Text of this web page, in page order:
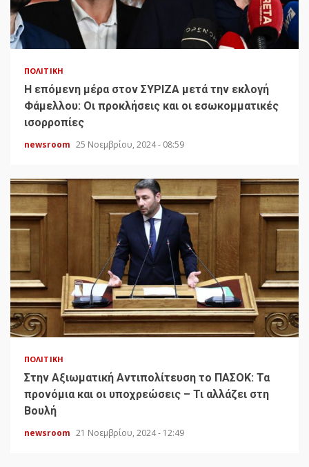
ΠΟΛΙΤΙΚΉ
H επόμενη μέρα στον ΣΥΡΙΖΑ μετά την εκλογή
Φάμελλου: Οι προκλήσεις και οι εσωκομματικές
ισορροπίες
newsroom 25 Νοεμβρίου, 2024 - 08:59
ΠΟΛΙΤΙΚΉ
Στην Αξιωματική Αντιπολίτευση το ΠΑΣΟΚ: Τα
προνόμια και οι υποχρεώσεις – Τι αλλάζει στη
Βουλή
newsroom 21 Νοεμβρίου, 2024 - 12:49